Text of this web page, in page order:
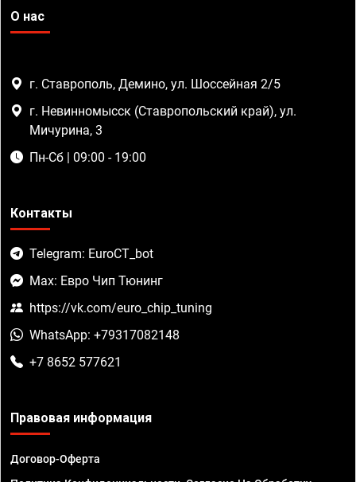
О нас
г. Ставрополь, Демино, ул. Шоссейная 2/5
г. Невинномысск (Ставропольский край), ул.
Мичурина, 3
Пн-Сб | 09:00 - 19:00
Контакты
Telegram: EuroCT_bot
Max: Евро Чип Тюнинг
https://vk.com/euro_chip_tuning
WhatsApp: +79317082148
+7 8652 577621
Правовая информация
Договор-Оферта